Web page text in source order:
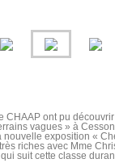
CHAAP ont pu
vagues » à
nouvelle exposition «
riches avec Mme
suit cette classe